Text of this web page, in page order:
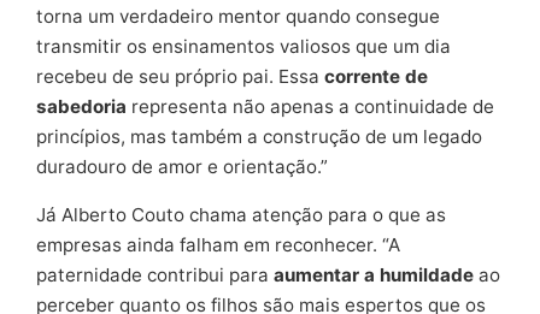
torna um verdadeiro mentor quando consegue
transmitir os ensinamentos valiosos que um dia
recebeu de seu próprio pai. Essa corrente de
sabedoria representa não apenas a continuidade de
princípios, mas também a construção de um legado
duradouro de amor e orientação.”
Já Alberto Couto chama atenção para o que as
empresas ainda falham em reconhecer. “A
paternidade contribui para aumentar a humildade ao
perceber quanto os filhos são mais espertos que os